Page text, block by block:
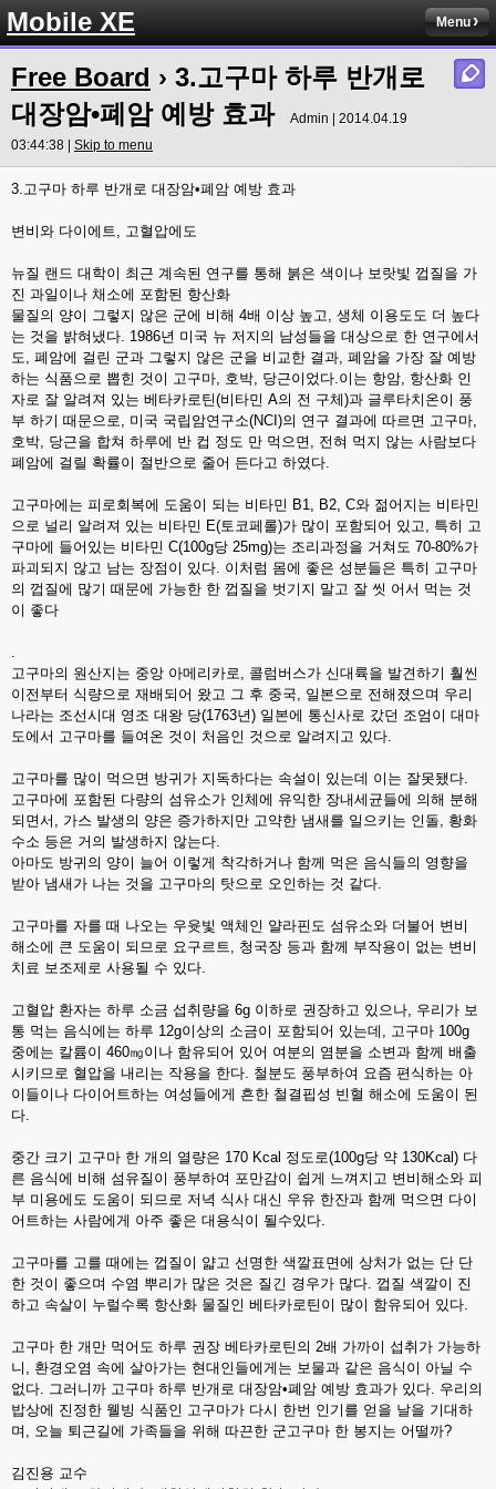
Mobile XE Menu
Free Board › 3.고구마 하루 반개로
대장암•폐암 예방 효과
Admin | 2014.04.19
03:44:38 | Skip to menu
3.고구마 하루 반개로 대장암•폐암 예방 효과
변비와 다이에트, 고혈압에도
뉴질 랜드 대학이 최근 계속된 연구를 통해 붉은 색이나 보랏빛 껍질을 가
진 과일이나 채소에 포함된 항산화
물질의 양이 그렇지 않은 군에 비해 4배 이상 높고, 생체 이용도도 더 높다
는 것을 밝혀냈다. 1986년 미국 뉴 저지의 남성들을 대상으로 한 연구에서
도, 폐암에 걸린 군과 그렇지 않은 군을 비교한 결과, 폐암을 가장 잘 예방
하는 식품으로 뽑힌 것이 고구마, 호박, 당근이었다.이는 항암, 항산화 인
자로 잘 알려져 있는 베타카로틴(비타민 A의 전 구체)과 글루타치온이 풍
부 하기 때문으로, 미국 국립암연구소(NCI)의 연구 결과에 따르면 고구마,
호박, 당근을 합쳐 하루에 반 컵 정도 만 먹으면, 전혀 먹지 않는 사람보다
폐암에 걸릴 확률이 절반으로 줄어 든다고 하였다.
고구마에는 피로회복에 도움이 되는 비타민 B1, B2, C와 젊어지는 비타민
으로 널리 알려져 있는 비타민 E(토코페롤)가 많이 포함되어 있고, 특히 고
구마에 들어있는 비타민 C(100g당 25mg)는 조리과정을 거쳐도 70-80%가
파괴되지 않고 남는 장점이 있다. 이처럼 몸에 좋은 성분들은 특히 고구마
의 껍질에 많기 때문에 가능한 한 껍질을 벗기지 말고 잘 씻 어서 먹는 것
이 좋다
.
고구마의 원산지는 중앙 아메리카로, 콜럼버스가 신대륙을 발견하기 훨씬
이전부터 식량으로 재배되어 왔고 그 후 중국, 일본으로 전해졌으며 우리
나라는 조선시대 영조 대왕 당(1763년) 일본에 통신사로 갔던 조엄이 대마
도에서 고구마를 들여온 것이 처음인 것으로 알려지고 있다.
고구마를 많이 먹으면 방귀가 지독하다는 속설이 있는데 이는 잘못됐다.
고구마에 포함된 다량의 섬유소가 인체에 유익한 장내세균들에 의해 분해
되면서, 가스 발생의 양은 증가하지만 고약한 냄새를 일으키는 인돌, 황화
수소 등은 거의 발생하지 않는다.
아마도 방귀의 양이 늘어 이렇게 착각하거나 함께 먹은 음식들의 영향을
받아 냄새가 나는 것을 고구마의 탓으로 오인하는 것 같다.
고구마를 자를 때 나오는 우윳빛 액체인 얄라핀도 섬유소와 더불어 변비
해소에 큰 도움이 되므로 요구르트, 청국장 등과 함께 부작용이 없는 변비
치료 보조제로 사용될 수 있다.
고혈압 환자는 하루 소금 섭취량을 6g 이하로 권장하고 있으나, 우리가 보
통 먹는 음식에는 하루 12g이상의 소금이 포함되어 있는데, 고구마 100g
중에는 칼륨이 460㎎이나 함유되어 있어 여분의 염분을 소변과 함께 배출
시키므로 혈압을 내리는 작용을 한다. 철분도 풍부하여 요즘 편식하는 아
이들이나 다이어트하는 여성들에게 흔한 철결핍성 빈혈 해소에 도움이 된
다.
중간 크기 고구마 한 개의 열량은 170 Kcal 정도로(100g당 약 130Kcal) 다
른 음식에 비해 섬유질이 풍부하여 포만감이 쉽게 느껴지고 변비해소와 피
부 미용에도 도움이 되므로 저녁 식사 대신 우유 한잔과 함께 먹으면 다이
어트하는 사람에게 아주 좋은 대용식이 될수있다.
고구마를 고를 때에는 껍질이 얇고 선명한 색깔표면에 상처가 없는 단 단
한 것이 좋으며 수염 뿌리가 많은 것은 질긴 경우가 많다. 껍질 색깔이 진
하고 속살이 누럴수록 항산화 물질인 베타카로틴이 많이 함유되어 있다.
고구마 한 개만 먹어도 하루 권장 베타카로틴의 2배 가까이 섭취가 가능하
니, 환경오염 속에 살아가는 현대인들에게는 보물과 같은 음식이 아닐 수
없다. 그러니까 고구마 하루 반개로 대장암•폐암 예방 효과가 있다. 우리의
밥상에 진정한 웰빙 식품인 고구마가 다시 한번 인기를 얻을 날을 기대하
며, 오늘 퇴근길에 가족들을 위해 따끈한 군고구마 한 봉지는 어떨까?
김진용 교수